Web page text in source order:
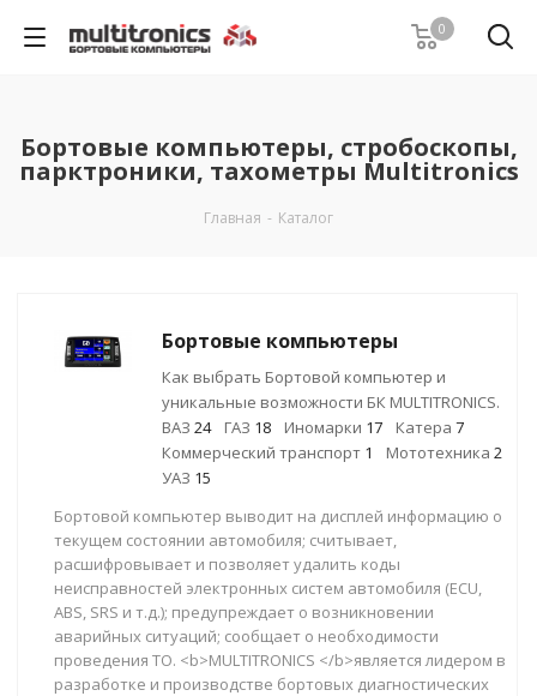
0
Бортовые компьютеры, стробоскопы,
парктроники, тахометры Multitronics
Главная - Каталог
Бортовые компьютеры
Как выбрать Бортовой компьютер и
уникальные возможности БК MULTITRONICS.
ВАЗ 24 ГАЗ 18 Иномарки 17 Катера 7
Коммерческий транспорт 1 Мототехника 2
УАЗ 15
Бортовой компьютер выводит на дисплей информацию о
текущем состоянии автомобиля; считывает,
расшифровывает и позволяет удалить коды
неисправностей электронных систем автомобиля (ECU,
ABS, SRS и т.д.); предупреждает о возникновении
аварийных ситуаций; сообщает о необходимости
проведения ТО. <b>MULTITRONICS </b>является лидером в
разработке и производстве бортовых диагностических